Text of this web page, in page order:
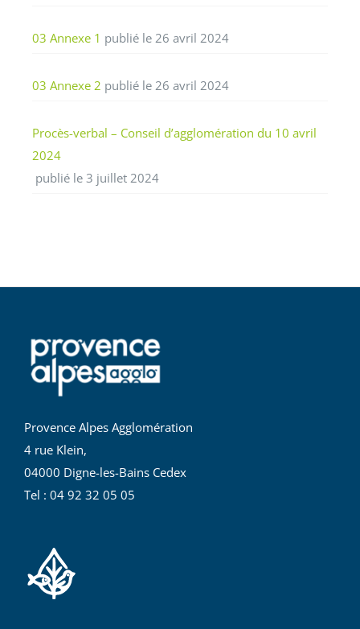
03 Annexe 1 publié le 26 avril 2024
03 Annexe 2 publié le 26 avril 2024
Procès-verbal – Conseil d’agglomération du 10 avril
2024
publié le 3 juillet 2024
Provence Alpes Agglomération
4 rue Klein,
04000 Digne-les-Bains Cedex
Tel : 04 92 32 05 05